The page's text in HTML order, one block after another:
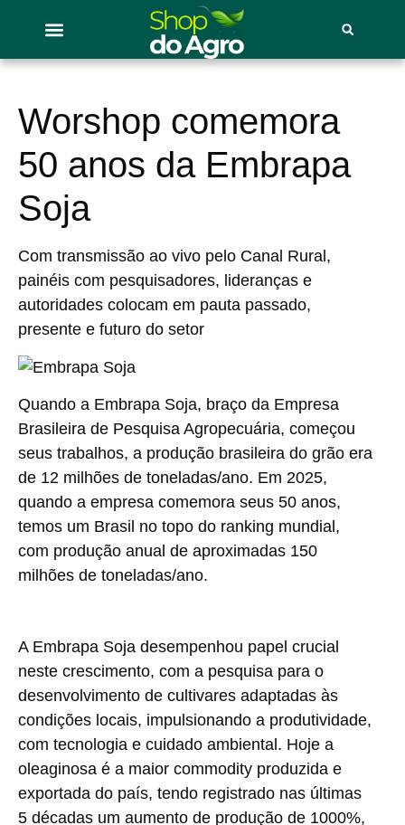
Worshop comemora
50 anos da Embrapa
Soja
Com transmissão ao vivo pelo Canal Rural,
painéis com pesquisadores, lideranças e
autoridades colocam em pauta passado,
presente e futuro do setor
Quando a Embrapa Soja, braço da Empresa
Brasileira de Pesquisa Agropecuária, começou
seus trabalhos, a produção brasileira do grão era
de 12 milhões de toneladas/ano. Em 2025,
quando a empresa comemora seus 50 anos,
temos um Brasil no topo do ranking mundial,
com produção anual de aproximadas 150
milhões de toneladas/ano.
A Embrapa Soja desempenhou papel crucial
neste crescimento, com a pesquisa para o
desenvolvimento de cultivares adaptadas às
condições locais, impulsionando a produtividade,
com tecnologia e cuidado ambiental. Hoje a
oleaginosa é a maior commodity produzida e
exportada do país, tendo registrado nas últimas
5 décadas um aumento de produção de 1000%,